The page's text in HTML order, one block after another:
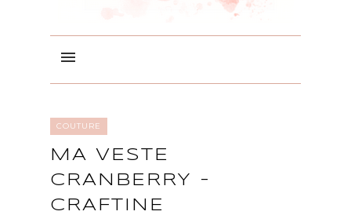
COUTURE
MA VESTE
CRANBERRY -
CRAFTINE